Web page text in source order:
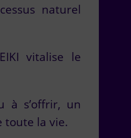
naturel
vitalise le
à s’offrir, un
toute la vie.